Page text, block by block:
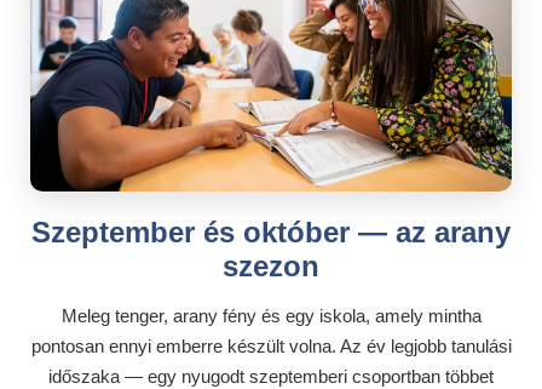
Szeptember és október — az arany
szezon
Meleg tenger, arany fény és egy iskola, amely mintha
pontosan ennyi emberre készült volna. Az év legjobb tanulási
időszaka — egy nyugodt szeptemberi csoportban többet